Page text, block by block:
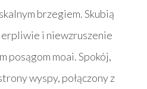
brzegiem. Skubią
i niewzruszenie
posągom moai. Spokój,
wyspy, połączony z